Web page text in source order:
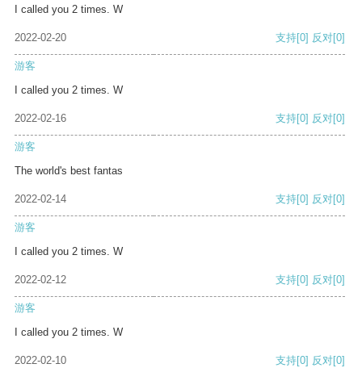
I called you 2 times. W
2022-02-20 支持[0] 反对[0]
游客
I called you 2 times. W
2022-02-16 支持[0] 反对[0]
游客
The world's best fantas
2022-02-14 支持[0] 反对[0]
游客
I called you 2 times. W
2022-02-12 支持[0] 反对[0]
游客
I called you 2 times. W
2022-02-10 支持[0] 反对[0]